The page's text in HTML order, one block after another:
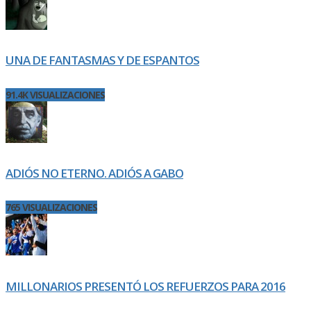
UNA DE FANTASMAS Y DE ESPANTOS
91.4K VISUALIZACIONES
ADIÓS NO ETERNO. ADIÓS A GABO
765 VISUALIZACIONES
MILLONARIOS PRESENTÓ LOS REFUERZOS PARA 2016